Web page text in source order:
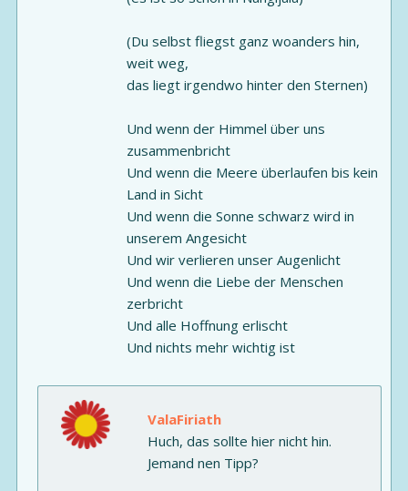
(Du selbst fliegst ganz woanders hin,
weit weg,
das liegt irgendwo hinter den Sternen)
Und wenn der Himmel über uns
zusammenbricht
Und wenn die Meere überlaufen bis kein
Land in Sicht
Und wenn die Sonne schwarz wird in
unserem Angesicht
Und wir verlieren unser Augenlicht
Und wenn die Liebe der Menschen
zerbricht
Und alle Hoffnung erlischt
Und nichts mehr wichtig ist
ValaFiriath
Huch, das sollte hier nicht hin.
Jemand nen Tipp?